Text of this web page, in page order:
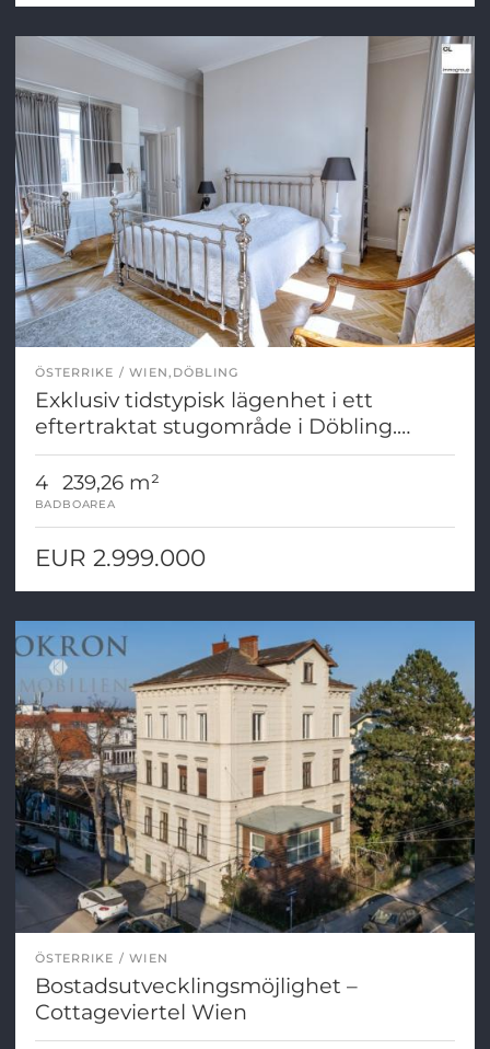
ÖSTERRIKE WIEN,DÖBLING
Exklusiv tidstypisk lägenhet i ett
eftertraktat stugområde i Döbling.
Mycket attraktivt pris!
4
BAD
239,26 m²
BOAREA
EUR 2.999.000
ÖSTERRIKE WIEN
Bostadsutvecklingsmöjlighet –
Cottageviertel Wien